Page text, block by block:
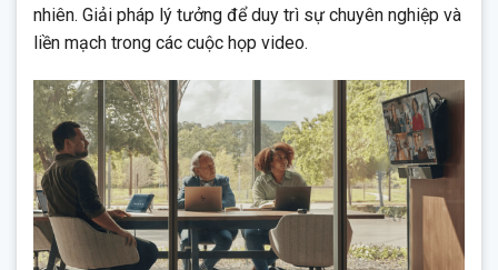
nhiên. Giải pháp lý tưởng để duy trì sự chuyên nghiệp và
liền mạch trong các cuộc họp video.